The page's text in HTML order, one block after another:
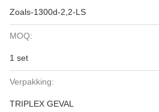
Zoals-1300d-2,2-LS
MOQ:
1 set
Verpakking:
TRIPLEX GEVAL